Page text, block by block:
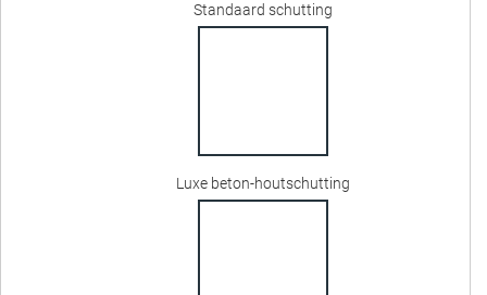
Standaard schutting
Luxe beton-houtschutting